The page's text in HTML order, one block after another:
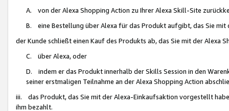
A. von der Alexa Shopping Action zu Ihrer Alexa Skill-Site
B. eine Bestellung über Alexa für das Produkt aufgibt, das Sie mit
der Kunde schließt einen Kauf des Produkts ab, das Sie mit der Alexa
C. über Alexa, oder
D. indem er das Produkt innerhalb der Skills Session in den
seiner erstmaligen Teilnahme an der Alexa Shopping Action
iii. das Produkt, das Sie mit der Alexa-Einkaufsaktion vorgestellt
ihm bezahlt.